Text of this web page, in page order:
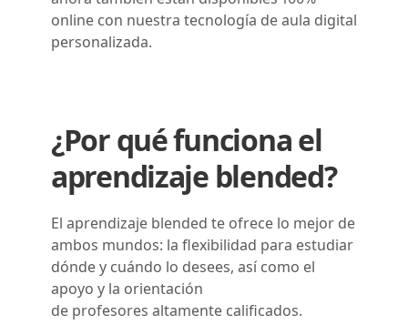
online con nuestra tecnología de aula digital
personalizada.
¿Por qué funciona el
aprendizaje blended?
El aprendizaje blended te ofrece lo mejor de
ambos mundos: la flexibilidad para estudiar
dónde y cuándo lo desees, así como el
apoyo y la orientación
de profesores altamente calificados.